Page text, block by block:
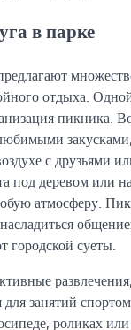
в парке
отдыха.
пикника.
с друзьями
под деревом или
атмосферу.
городской суеты.
занятий
роликах